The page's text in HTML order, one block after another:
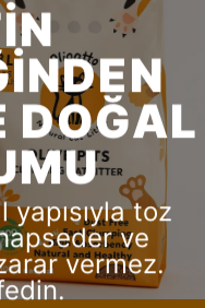
DOĞAL
toz
ve
vermez.